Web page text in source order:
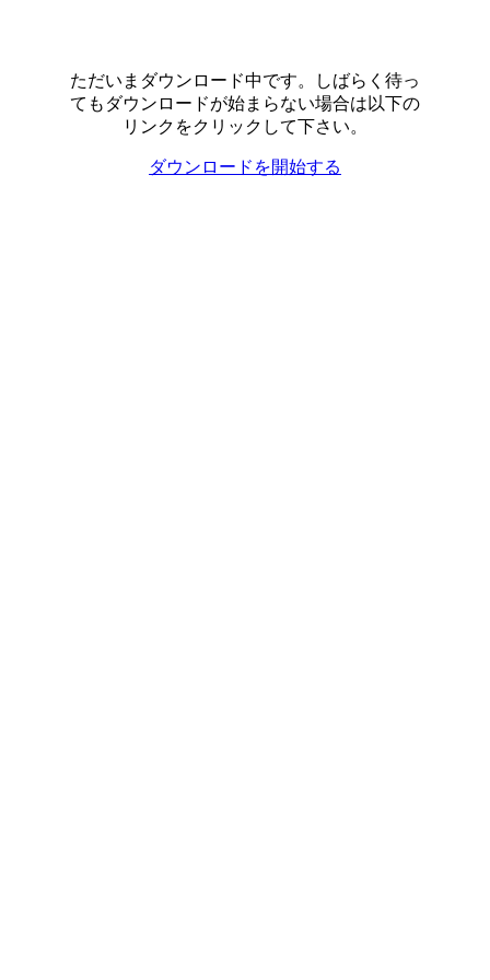
ただいまダウンロード中です。しばらく待っ
てもダウンロードが始まらない場合は以下の
リンクをクリックして下さい。
ダウンロードを開始する